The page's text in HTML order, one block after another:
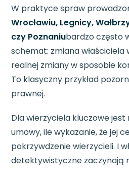
W praktyce spraw
Wrocławiu, Legnicy,
czy Poznaniubardzo często
schemat: zmiana
realnej zmiany w sposobie
To klasyczny przykład
prawnej.
Dla wierzyciela kluczowe
umowy, ile wykazanie, że jej
pokrzywdzenie wierzycieli. I
detektywistyczne zaczynają